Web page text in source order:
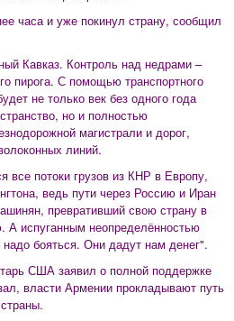
часа и уже покинул страну, сообщил
Кавказ. Контроль над недрами –
пирога. С помощью транспортного
не только век без одного года
но и полностью
магистрали и дорог,
линий.
потоки грузов из КНР в Европу,
ведь пути через Россию и Иран
превративший свою страну в
А испуганным неопределённостью
бояться. Они дадут нам денег".
США заявил о полной поддержке
власти Армении прокладывают путь